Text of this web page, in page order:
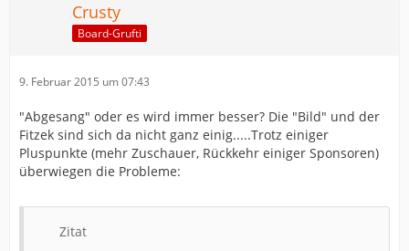
Crusty
Board-Grufti
9. Februar 2015 um 07:43
"Abgesang" oder es wird immer besser? Die "Bild" und der
Fitzek sind sich da nicht ganz einig.....Trotz einiger
Pluspunkte (mehr Zuschauer, Rückkehr einiger Sponsoren)
überwiegen die Probleme:
Zitat